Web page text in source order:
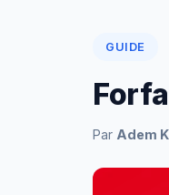
GUIDE
Par Adem